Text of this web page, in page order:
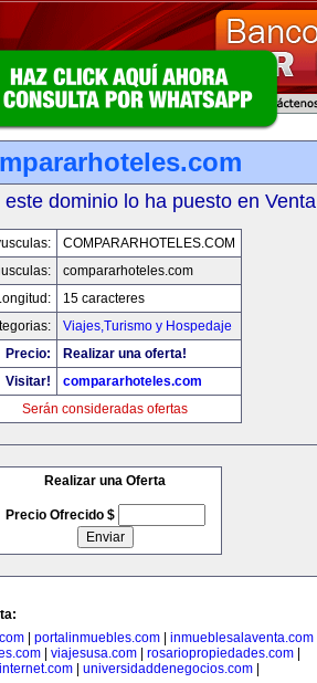
dominio lo ha puesto en Venta
COMPARARHOTELES.COM
compararhoteles.com
15 caracteres
Viajes,Turismo y Hospedaje
Precio:
Realizar una oferta!
Visitar!
compararhoteles.com
Serán consideradas ofertas
Realizar una Oferta
Precio Ofrecido $
| portalinmuebles.com| inmueblesalaventa.com|
| viajesusa.com| rosariopropiedades.com|
| universidaddenegocios.com|